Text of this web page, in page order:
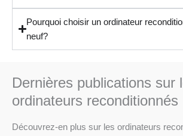
Pourquoi choisir un ordinateur
neuf?
Dernières publications sur
ordinateurs reconditionnés
Découvrez-en plus sur les ordinateurs